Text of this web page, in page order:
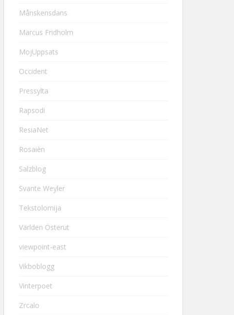
Månskensdans
Marcus Fridholm
MojUppsats
Occident
Pressylta
Rapsodi
ResiaNet
Rosaièn
Salzblog
Svante Weyler
Tekstolomija
Världen Österut
viewpoint-east
Vikboblogg
Vinterpoet
Zrcalo